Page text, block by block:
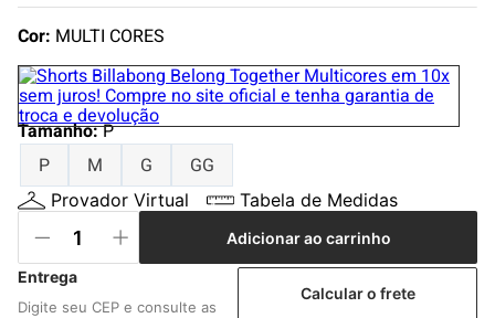
Cor: MULTI CORES
Tamanho:P
P
M G GG
Provador Virtual Tabela de Medidas
Adicionar ao carrinho
Calcular o frete
6º
bermuda
8º
carteira
9º
mochila
10
biquini